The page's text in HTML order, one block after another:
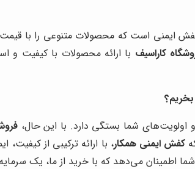
کفش ایمنی است که محصولات متنوعی را با
کاراسیف با ارائه محصولات با کیفیت و
و اولویت‌های شما بستگی دارد. با این حال،
کفش ایمنی همکار، با ارائه ترکیبی از
اطمینان می‌دهد که با خرید از ما، یک